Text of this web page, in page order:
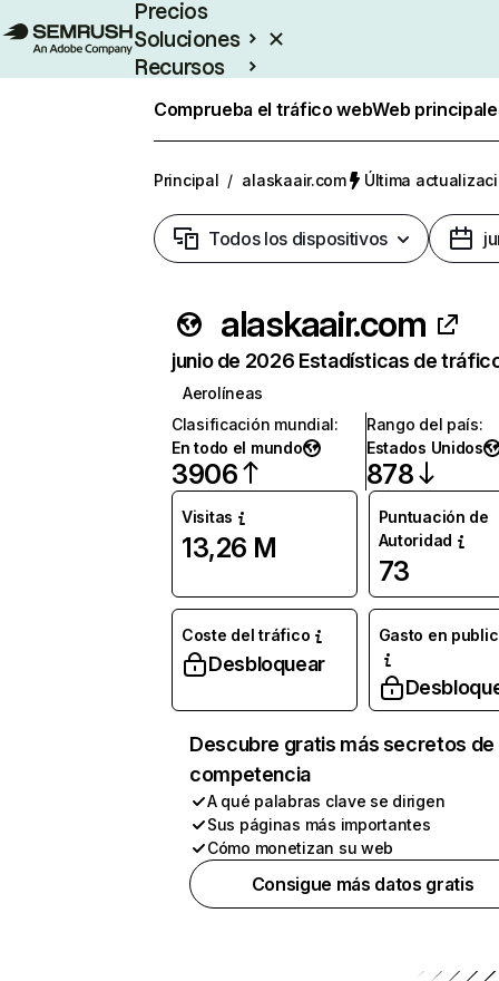
Precios
Soluciones
Recursos
Comprueba el tráfico webWeb
Principal / alaskaair.com Última
Todos los dispositivos
alaskaair.com
junio de 2026 Estadísticas de
Aerolíneas
Clasificación mundial:
En todo el mundo
3906
Rango del país:
Estados Unidos
878
Visitas
13,26 M
Puntuación de
Autoridad
73
Coste del tráfico
Desbloquear
Gasto en
Descubre gratis más secretos de
competencia
A qué palabras clave se dirigen
Sus páginas más importantes
Cómo monetizan su web
Consigue más datos gratis